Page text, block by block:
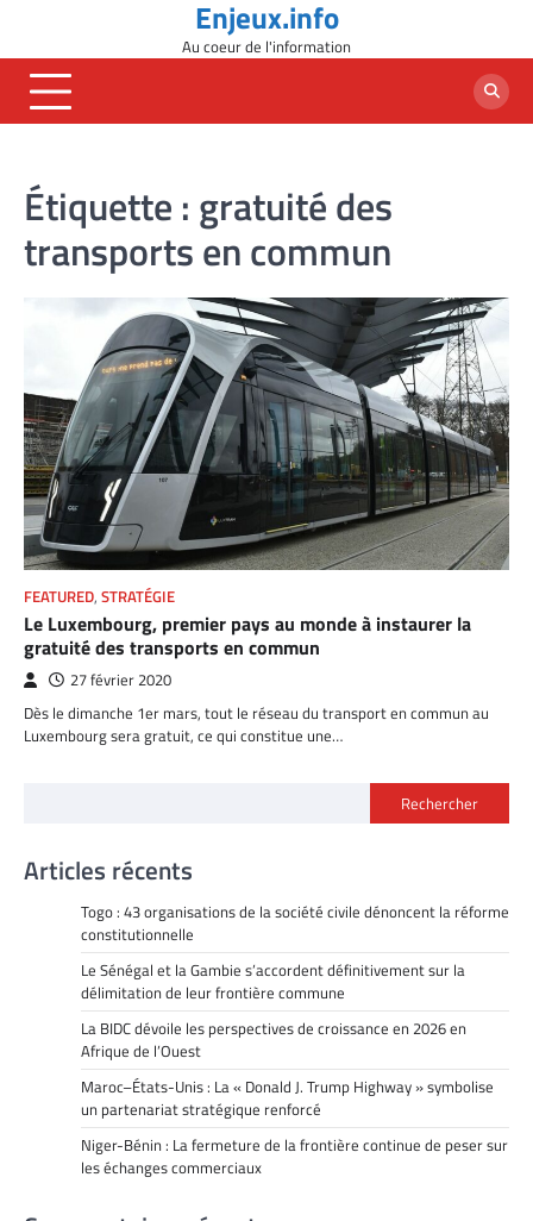
content
Enjeux.info
Au coeur de l'information
Étiquette : gratuité des
transports en commun
FEATURED, STRATÉGIE
Le Luxembourg, premier pays au monde à instaurer la
gratuité des transports en commun
27 février 2020
Dès le dimanche 1er mars, tout le réseau du transport en commun au
Luxembourg sera gratuit, ce qui constitue une…
Rechercher
Articles récents
Togo : 43 organisations de la société civile dénoncent la réforme
constitutionnelle
Le Sénégal et la Gambie s’accordent définitivement sur la
délimitation de leur frontière commune
La BIDC dévoile les perspectives de croissance en 2026 en
Afrique de l’Ouest
Maroc–États-Unis : La « Donald J. Trump Highway » symbolise
un partenariat stratégique renforcé
Niger-Bénin : La fermeture de la frontière continue de peser sur
les échanges commerciaux